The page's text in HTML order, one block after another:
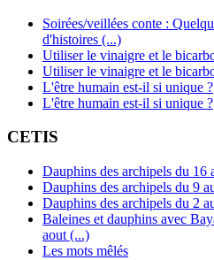
Soirées/veillées conte :
d'histoires (...)
Utiliser le vinaigre et le
Utiliser le vinaigre et le
L'être humain est-il si unique ?
L'être humain est-il si unique ?
CETIS
Dauphins des archipels du 16
Dauphins des archipels du 9
Dauphins des archipels du 2
Baleines et dauphins avec
aout (...)
Les mots mêlés